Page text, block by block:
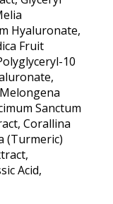
Hyaluronate,
Fruit
10
Sanctum
Corallina
(Turmeric)
Acid,